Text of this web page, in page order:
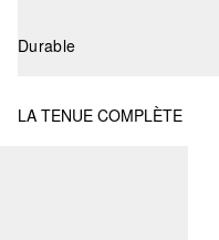
Durable
LA TENUE COMPLÈTE